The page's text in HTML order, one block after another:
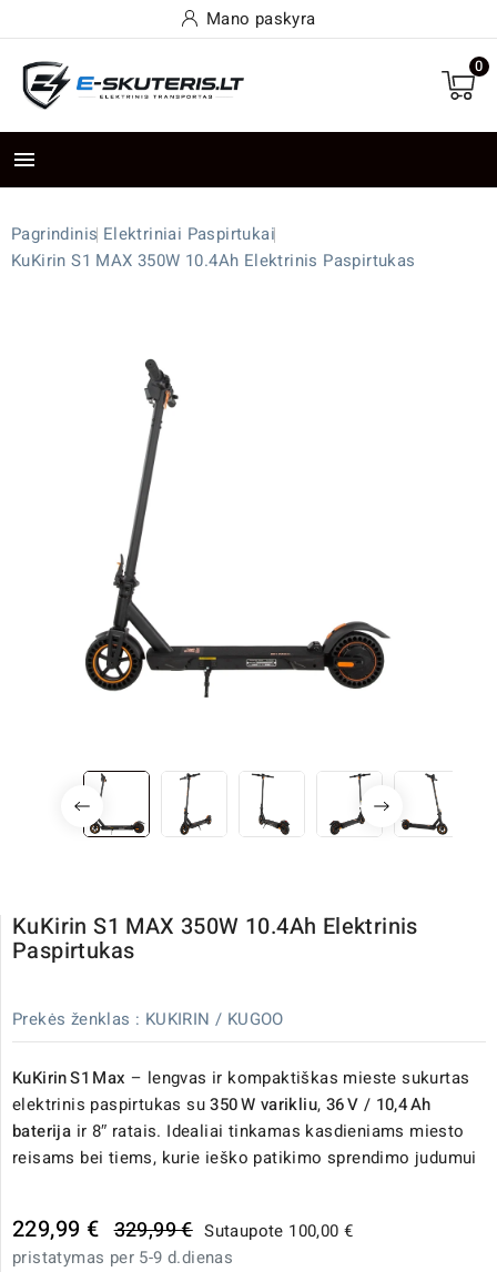
Mano paskyra
0

Pagrindinis Elektriniai Paspirtukai
KuKirin S1 MAX 350W 10.4Ah Elektrinis Paspirtukas
KuKirin S1 MAX 350W 10.4Ah Elektrinis
Paspirtukas
Prekės ženklas : KUKIRIN / KUGOO
KuKirin S1 Max – lengvas ir kompaktiškas mieste sukurtas
elektrinis paspirtukas su350 W varikliu, 36 V / 10,4 Ah
baterija ir 8″ ratais. Idealiai tinkamas kasdieniams miesto
reisams bei tiems, kurie ieško patikimo sprendimo judumui
229,99 € 329,99 € Sutaupote 100,00 €
pristatymas per 5-9 d.dienas